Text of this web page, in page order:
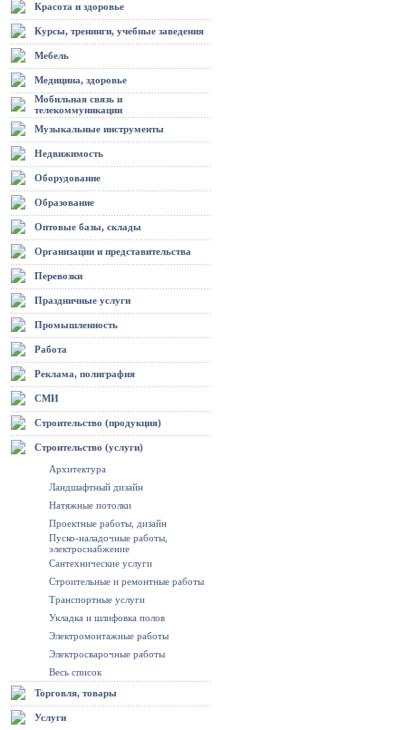
Красота и здоровье
Курсы, тренинги, учебные заведения
Мебель
Медицина, здоровье
Мобильная связь и
телекоммуникации
Музыкальные инструменты
Недвижимость
Оборудование
Образование
Оптовые базы, склады
Организации и представительства
Перевозки
Праздничные услуги
Промышленность
Работа
Реклама, полиграфия
СМИ
Строительство (продукция)
Строительство (услуги)
Архитектура
Ландшафтный дизайн
Натяжные потолки
Проектные работы, дизайн
Пуско-наладочные работы,
электроснабжение
Сантехнические услуги
Строительные и ремонтные работы
Транспортные услуги
Укладка и шлифовка полов
Электромонтажные работы
Электросварочные работы
Весь список
Торговля, товары
Услуги